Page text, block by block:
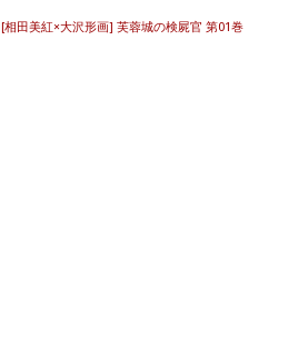
[相田美紅×大沢形画] 芙蓉城の検屍官 第01巻